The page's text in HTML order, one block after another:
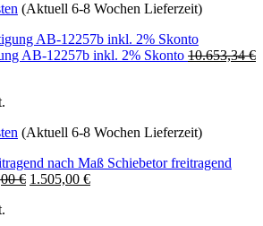
(Aktuell 6-8 Wochen Lieferzeit)
AB-12257b inkl. 2% Skonto 10.653,34€
(Aktuell 6-8 Wochen Lieferzeit)
Schiebetor freitragend
€Aktueller
1.505,00 €